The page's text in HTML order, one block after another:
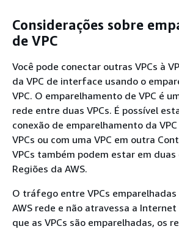
Considerações sobre
de VPC
Você pode conectar outras VPCs à
da VPC de interface usando o
VPC. O emparelhamento de VPC é
rede entre duas VPCs. É possível
conexão de emparelhamento da
VPCs ou com uma VPC em outra
VPCs também podem estar em
Regiões da AWS.
O tráfego entre VPCs emparelhadas
AWS rede e não atravessa a Internet
que as VPCs são emparelhadas, os